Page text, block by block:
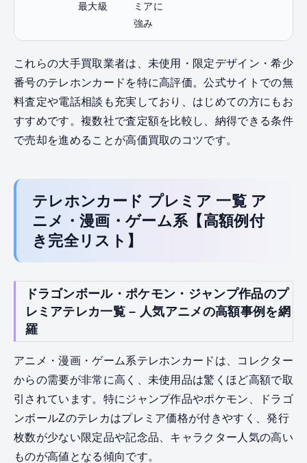
最大級
ミアに
強み
これらの大手買取業者は、未使用・限定デザイン・希少
番号のテレホンカードを特に高評価。公式サイトでの無
料査定や電話相談も充実しており、はじめての方にもお
すすめです。複数社で査定額を比較し、納得できる条件
で売却を進めることが高価買取のコツです。
テレホンカード プレミア 一覧 ア
ニメ・漫画・ゲーム系【高額例付
き完全リスト】
ドラゴンボール・ポケモン・ジャンプ作品のプ
レミアテレカ一覧 – 人気アニメの高額事例を網
羅
アニメ・漫画・ゲーム系テレホンカードは、コレクター
からの需要が非常に高く、未使用品は驚くほど高額で取
引されています。特にジャンプ作品やポケモン、ドラゴ
ンボールZのテレカはプレミア価格が付きやすく、発行
枚数が少ない限定品や記念品、キャラクター人気の高い
ものが高値となる傾向です。